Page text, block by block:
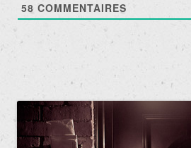
58 COMMENTAIRES